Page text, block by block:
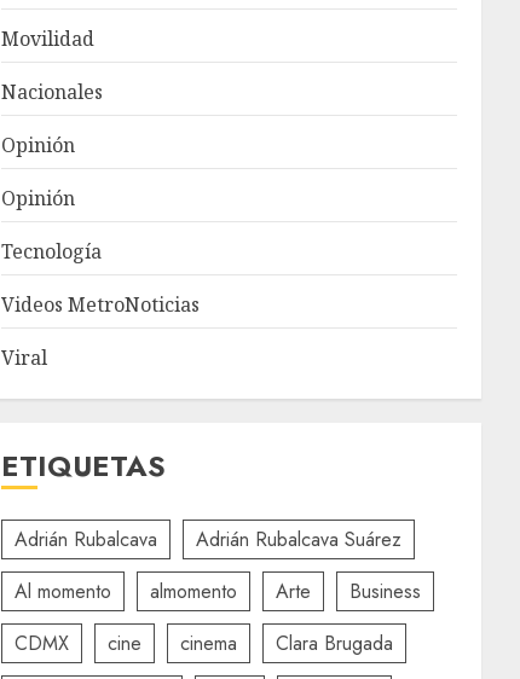
Movilidad
Nacionales
Opinión
Opinión
Tecnología
Videos MetroNoticias
Viral
ETIQUETAS
Adrián Rubalcava
Adrián Rubalcava Suárez
Al momento
almomento Arte
Business
CDMX
cine cinema
Clara Brugada